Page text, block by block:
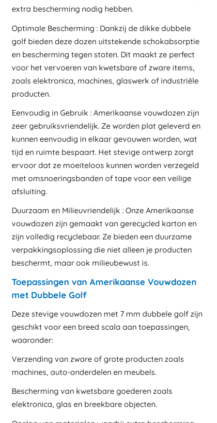
extra bescherming nodig hebben.
Optimale Bescherming : Dankzij de dikke dubbele
golf bieden deze dozen uitstekende schokabsorptie
en bescherming tegen stoten. Dit maakt ze perfect
voor het vervoeren van kwetsbare of zware items,
zoals elektronica, machines, glaswerk of industriële
producten.
Eenvoudig in Gebruik : Amerikaanse vouwdozen zijn
zeer gebruiksvriendelijk. Ze worden plat geleverd en
kunnen eenvoudig in elkaar gevouwen worden, wat
tijd en ruimte bespaart. Het stevige ontwerp zorgt
ervoor dat ze moeiteloos kunnen worden verzegeld
met omsnoeringsbanden of tape voor een veilige
afsluiting.
Duurzaam en Milieuvriendelijk : Onze Amerikaanse
vouwdozen zijn gemaakt van gerecycled karton en
zijn volledig recyclebaar. Ze bieden een duurzame
verpakkingsoplossing die niet alleen je producten
beschermt, maar ook milieubewust is.
Toepassingen van Amerikaanse Vouwdozen
met Dubbele Golf
Deze stevige vouwdozen met 7 mm dubbele golf zijn
geschikt voor een breed scala aan toepassingen,
waaronder:
Verzending van zware of grote producten zoals
machines, auto-onderdelen en meubels.
Bescherming van kwetsbare goederen zoals
elektronica, glas en breekbare objecten.